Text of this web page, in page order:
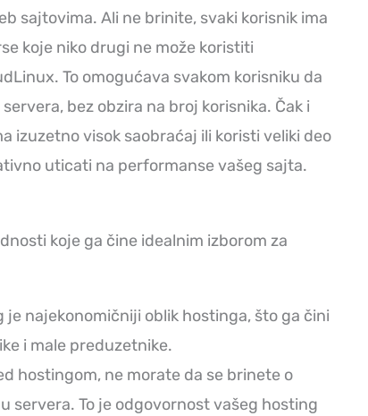
sajtovima. Ali ne brinite, svaki korisnik ima
koje niko drugi ne može koristiti
To omogućava svakom korisniku da
bez obzira na broj korisnika. Čak i
izuzetno visok saobraćaj ili koristi veliki deo
uticati na performanse vašeg sajta.
koje ga čine idealnim izborom za
je najekonomičniji oblik hostinga, što ga čini
i male preduzetnike.
hostingom, ne morate da se brinete o
servera. To je odgovornost vašeg hosting